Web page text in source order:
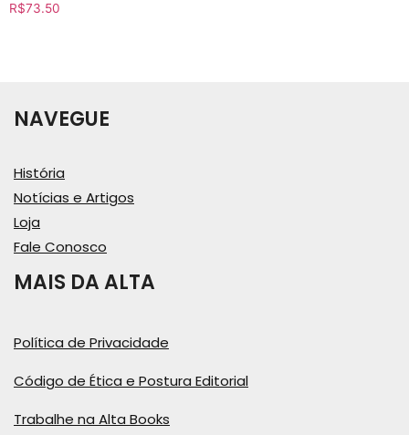
R$73.50
NAVEGUE
História
Notícias e Artigos
Loja
Fale Conosco
MAIS DA ALTA
Política de Privacidade
Código de Ética e Postura Editorial
Trabalhe na Alta Books